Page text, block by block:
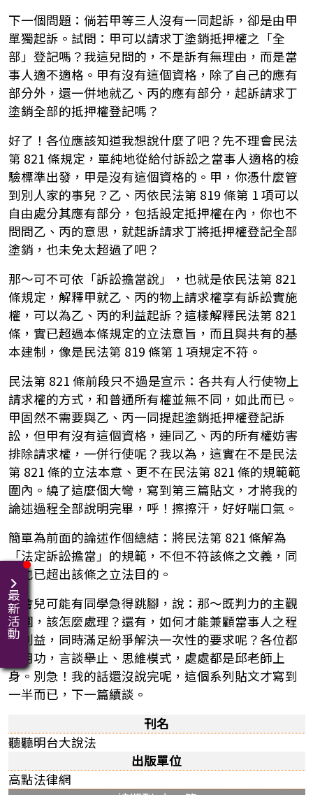
下一個問題：倘若甲等三人沒有一同起訴，卻是由甲
單獨起訴。試問：甲可以請求丁塗銷抵押權之「全
部」登記嗎？我這兒問的，不是訴有無理由，而是當
事人適不適格。甲有沒有這個資格，除了自己的應有
部分外，還一併地就乙、丙的應有部分，起訴請求丁
塗銷全部的抵押權登記嗎？
好了！各位應該知道我想說什麼了吧？先不理會民法
第 821 條規定，單純地從給付訴訟之當事人適格的檢
驗標準出發，甲是沒有這個資格的。甲，你憑什麼管
到別人家的事兒？乙、丙依民法第 819 條第 1 項可以
自由處分其應有部分，包括設定抵押權在內，你也不
問問乙、丙的意思，就起訴請求丁將抵押權登記全部
塗銷，也未免太超過了吧？
那～可不可依「訴訟擔當說」，也就是依民法第 821
條規定，解釋甲就乙、丙的物上請求權享有訴訟實施
權，可以為乙、丙的利益起訴？這樣解釋民法第 821
條，實已超過本條規定的立法意旨，而且與共有的基
本建制，像是民法第 819 條第 1 項規定不符。
民法第 821 條前段只不過是宣示：各共有人行使物上
請求權的方式，和普通所有權並無不同，如此而已。
甲固然不需要與乙、丙一同提起塗銷抵押權登記訴
訟，但甲有沒有這個資格，連同乙、丙的所有權妨害
排除請求權，一併行使呢？我以為，這實在不是民法
第 821 條的立法本意、更不在民法第 821 條的規範範
圍內。繞了這麼個大彎，寫到第三篇貼文，才將我的
論述過程全部說明完畢，呼！擦擦汗，好好喘口氣。
簡單為前面的論述作個總結：將民法第 821 條解為
「法定訴訟擔當」的規範，不但不符該條之文義，同
時也已超出該條之立法目的。
這會兒可能有同學急得跳腳，說：那～既判力的主觀
範圍，該怎麼處理？還有，如何才能兼顧當事人之程
序利益，同時滿足紛爭解決一次性的要求呢？各位都
很用功，言談舉止、思維模式，處處都是邱老師上
身。別急！我的話還沒說完呢，這個系列貼文才寫到
一半而已，下一篇續談。
刊名
聽聽明台大說法
出版單位
高點法律網
最新活動